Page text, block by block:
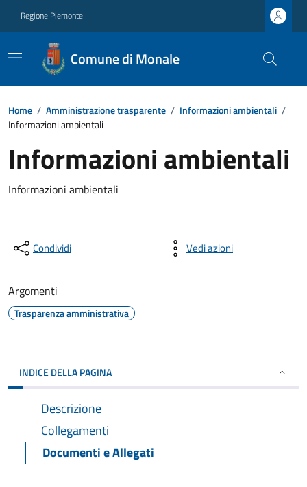
Regione Piemonte
Comune di Monale
Home / Amministrazione trasparente / Informazioni ambientali /
Informazioni ambientali
Informazioni ambientali
Informazioni ambientali
Condividi Vedi azioni
Argomenti
Trasparenza amministrativa
INDICE DELLA PAGINA
Descrizione
Collegamenti
Documenti e Allegati